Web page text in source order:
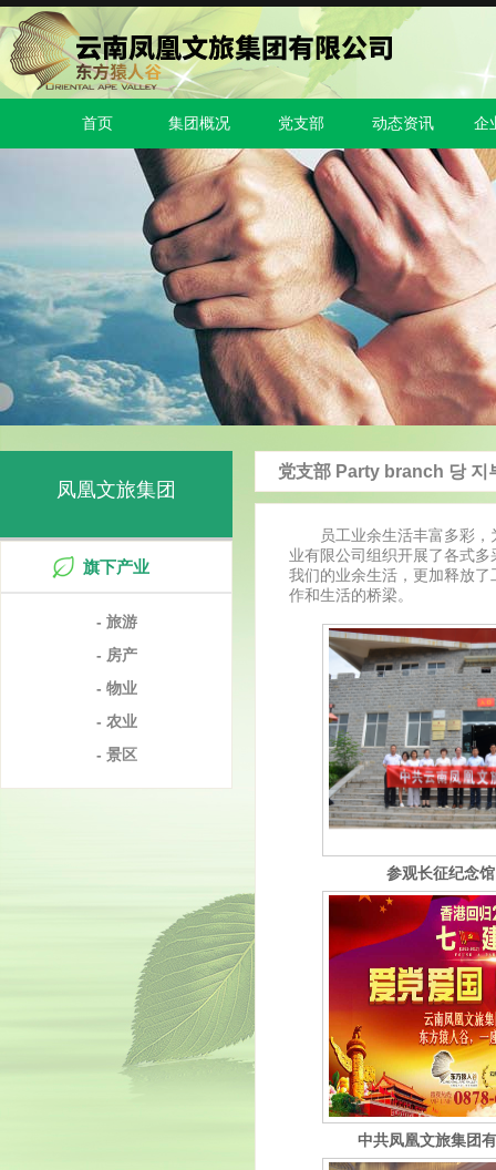
首页 集团概况 党支部 动态资讯 企
凤凰文旅集团
旗下产业
- 旅游
- 房产
- 物业
- 农业
- 景区
党支部 Party branch 당 지
员工业余生活丰富多彩
业有限公司组织开展了各式
我们的业余生活，更加释放
作和生活的桥梁。
参观长征纪念
中共凤凰文旅集团